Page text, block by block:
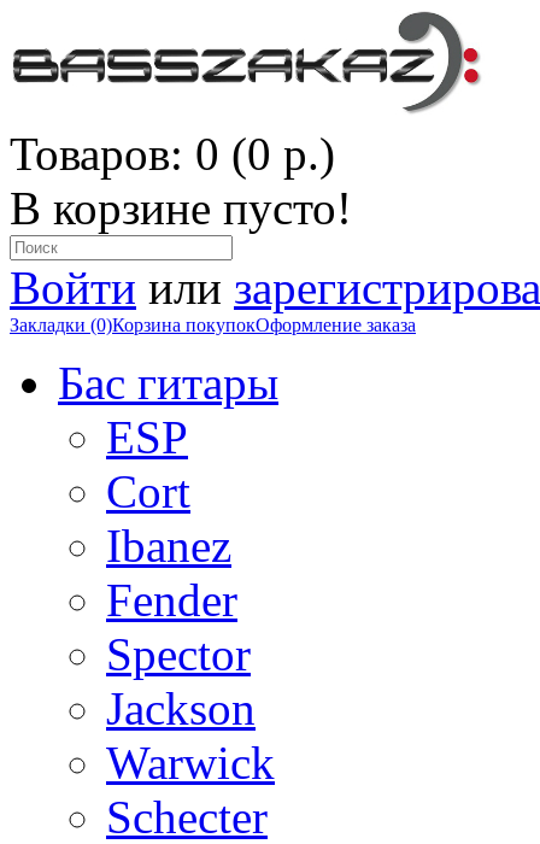
Товаров: 0 (0 р.)
В корзине пусто!
Войти или
Закладки (0)Корзина покупокОформление заказа
Бас гитары
ESP
Cort
Ibanez
Fender
Spector
Jackson
Warwick
Schecter